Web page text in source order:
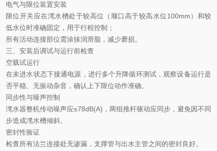
电气与限位装置安装
限位开关应在滗水槽处于较高位（堰口高于较高水位100mm）和较
低水位时准确固定，用于行程控制；
所有活动连接部位需涂抹润滑脂，减少磨损。
三、安装后调试与运行前检查
空载试运行
在未进水状态下接通电源，进行多个升降循环测试，观察设备运行是
否平稳、无振动杂音，确认上下限位动作准确。
同步性与噪声控制
滗水器整机传动噪声应≤78dB(A) ，两组推杆驱动应同步，避免因不同
步造成滗水槽倾斜。
密封性验证
检查所有法兰连接处无渗漏，支撑管与出水主管之间的密封良好。